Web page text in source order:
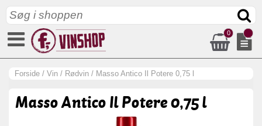
0
Forside / Vin / Rødvin / Masso Antico Il Potere 0,75 l
Masso Antico Il Potere 0,75 l